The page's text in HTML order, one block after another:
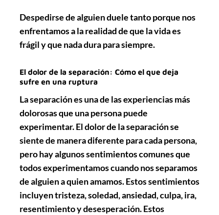
Despedirse de alguien duele tanto porque nos
enfrentamos a la realidad de que la vida es
frágil y que nada dura para siempre.
El dolor de la separación: Cómo el que deja
sufre en una ruptura
La separación es una de las experiencias más
dolorosas que una persona puede
experimentar. El dolor de la separación se
siente de manera diferente para cada persona,
pero hay algunos sentimientos comunes que
todos experimentamos cuando nos separamos
de alguien a quien amamos. Estos sentimientos
incluyen tristeza, soledad, ansiedad, culpa, ira,
resentimiento y desesperación. Estos